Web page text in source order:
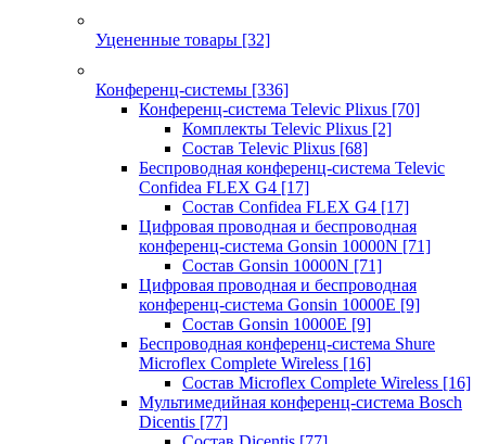
Уцененные товары [32]
Конференц-системы [336]
Конференц-система Televic Plixus [70]
Комплекты Televic Plixus [2]
Состав Televic Plixus [68]
Беспроводная конференц-система Televic
Confidea FLEX G4 [17]
Состав Confidea FLEX G4 [17]
Цифровая проводная и беспроводная
конференц-система Gonsin 10000N [71]
Состав Gonsin 10000N [71]
Цифровая проводная и беспроводная
конференц-система Gonsin 10000E [9]
Состав Gonsin 10000E [9]
Беспроводная конференц-система Shure
Microflex Complete Wireless [16]
Состав Microflex Complete Wireless [16]
Мультимедийная конференц-система Bosch
Dicentis [77]